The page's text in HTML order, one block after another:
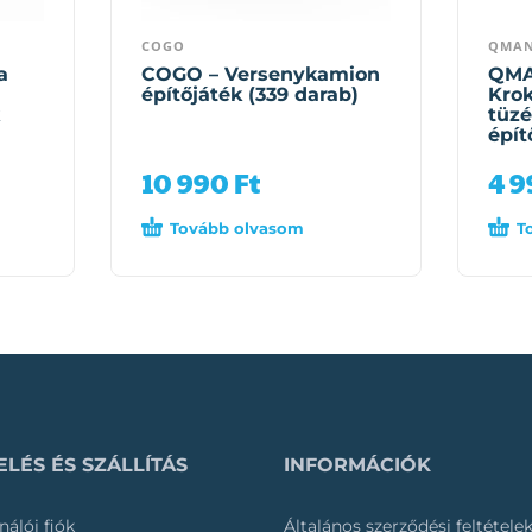
COGO
COGO – Versenykamion
építőjáték (339 darab)
10 990Ft
Tovább olvasom
4
ÉS SZÁLLÍTÁS
fiók
INFORMÁCIÓK
Általános szerződési feltételek